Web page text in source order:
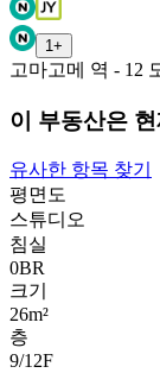
1 +
고마고메 역 - 12
이 부동산은
유사한 항목 찾기
평면도
스튜디오
침실
0BR
크기
26m²
층
9/12F